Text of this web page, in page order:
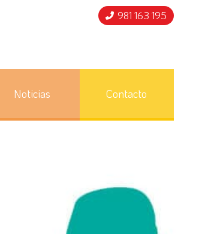
981 163 195
Noticias Contacto